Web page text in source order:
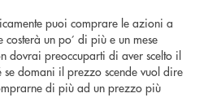
puoi comprare le azioni a
un po’ di più e un mese
dovrai preoccuparti di aver scelto il
domani il prezzo scende vuol dire
di più ad un prezzo più